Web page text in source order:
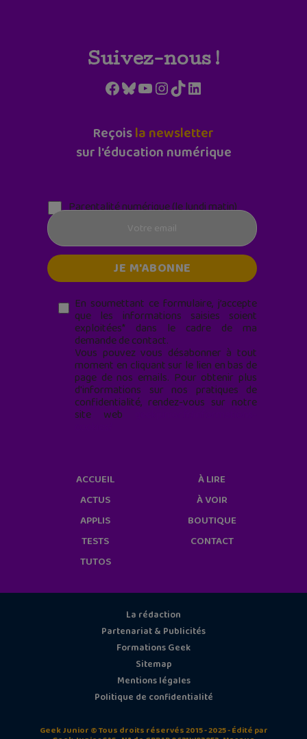
Suivez-nous !
Facebook
Bluesky
YouTube
Instagram
TikTokLinkedIn
Reçoisla newsletter
sur l'éducation numérique
Parentalité numérique (le lundi matin)
En soumettant ce formulaire, j’accepte
que les informations saisies soient
exploitées* dans le cadre de ma
demande de contact.
Vous pouvez vous désabonner à tout
moment en cliquant sur le lien en bas de
page de nos emails. Pour obtenir plus
d'informations sur nos pratiques de
confidentialité, rendez-vous sur notre
site web
ACCUEIL
ACTUS
APPLIS
TESTS
TUTOS
À LIRE
À VOIR
BOUTIQUE
CONTACT
La rédaction
Partenariat & Publicités
Formations Geek
Sitemap
Mentions légales
Politique de confidentialité
Geek Junior © Tous droits réservés 2015 - 2025 - Édité par